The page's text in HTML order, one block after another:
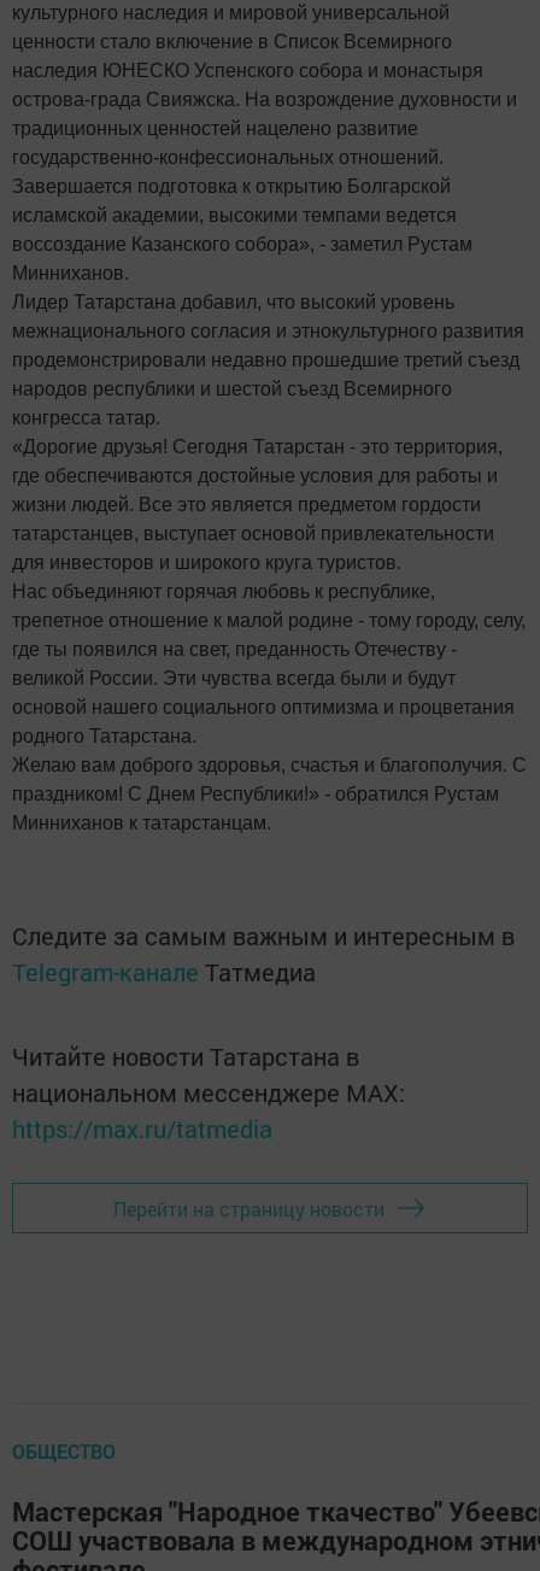
культурного наследия и мировой универсальной
ценности стало включение в Список Всемирного
наследия ЮНЕСКО Успенского собора и монастыря
острова-града Свияжска. На возрождение духовности и
традиционных ценностей нацелено развитие
государственно-конфессиональных отношений.
Завершается подготовка к открытию Болгарской
исламской академии, высокими темпами ведется
воссоздание Казанского собора», - заметил Рустам
Минниханов.
Лидер Татарстана добавил, что высокий уровень
межнационального согласия и этнокультурного развития
продемонстрировали недавно прошедшие третий съезд
народов республики и шестой съезд Всемирного
конгресса татар.
«Дорогие друзья! Сегодня Татарстан - это территория,
где обеспечиваются достойные условия для работы и
жизни людей. Все это является предметом гордости
татарстанцев, выступает основой привлекательности
для инвесторов и широкого круга туристов.
Нас объединяют горячая любовь к республике,
трепетное отношение к малой родине - тому городу, селу,
где ты появился на свет, преданность Отечеству -
великой России. Эти чувства всегда были и будут
основой нашего социального оптимизма и процветания
родного Татарстана.
Желаю вам доброго здоровья, счастья и благополучия. С
праздником! С Днем Республики!» - обратился Рустам
Минниханов к татарстанцам.
Следите за самым важным и интересным в
Telegram-канале Татмедиа
Читайте новости Татарстана в
национальном мессенджере MАХ:
https://max.ru/tatmedia
Перейти на страницу новости
ОБЩЕСТВО
Мастерская "Народное ткачество"
СОШ участвовала в международном